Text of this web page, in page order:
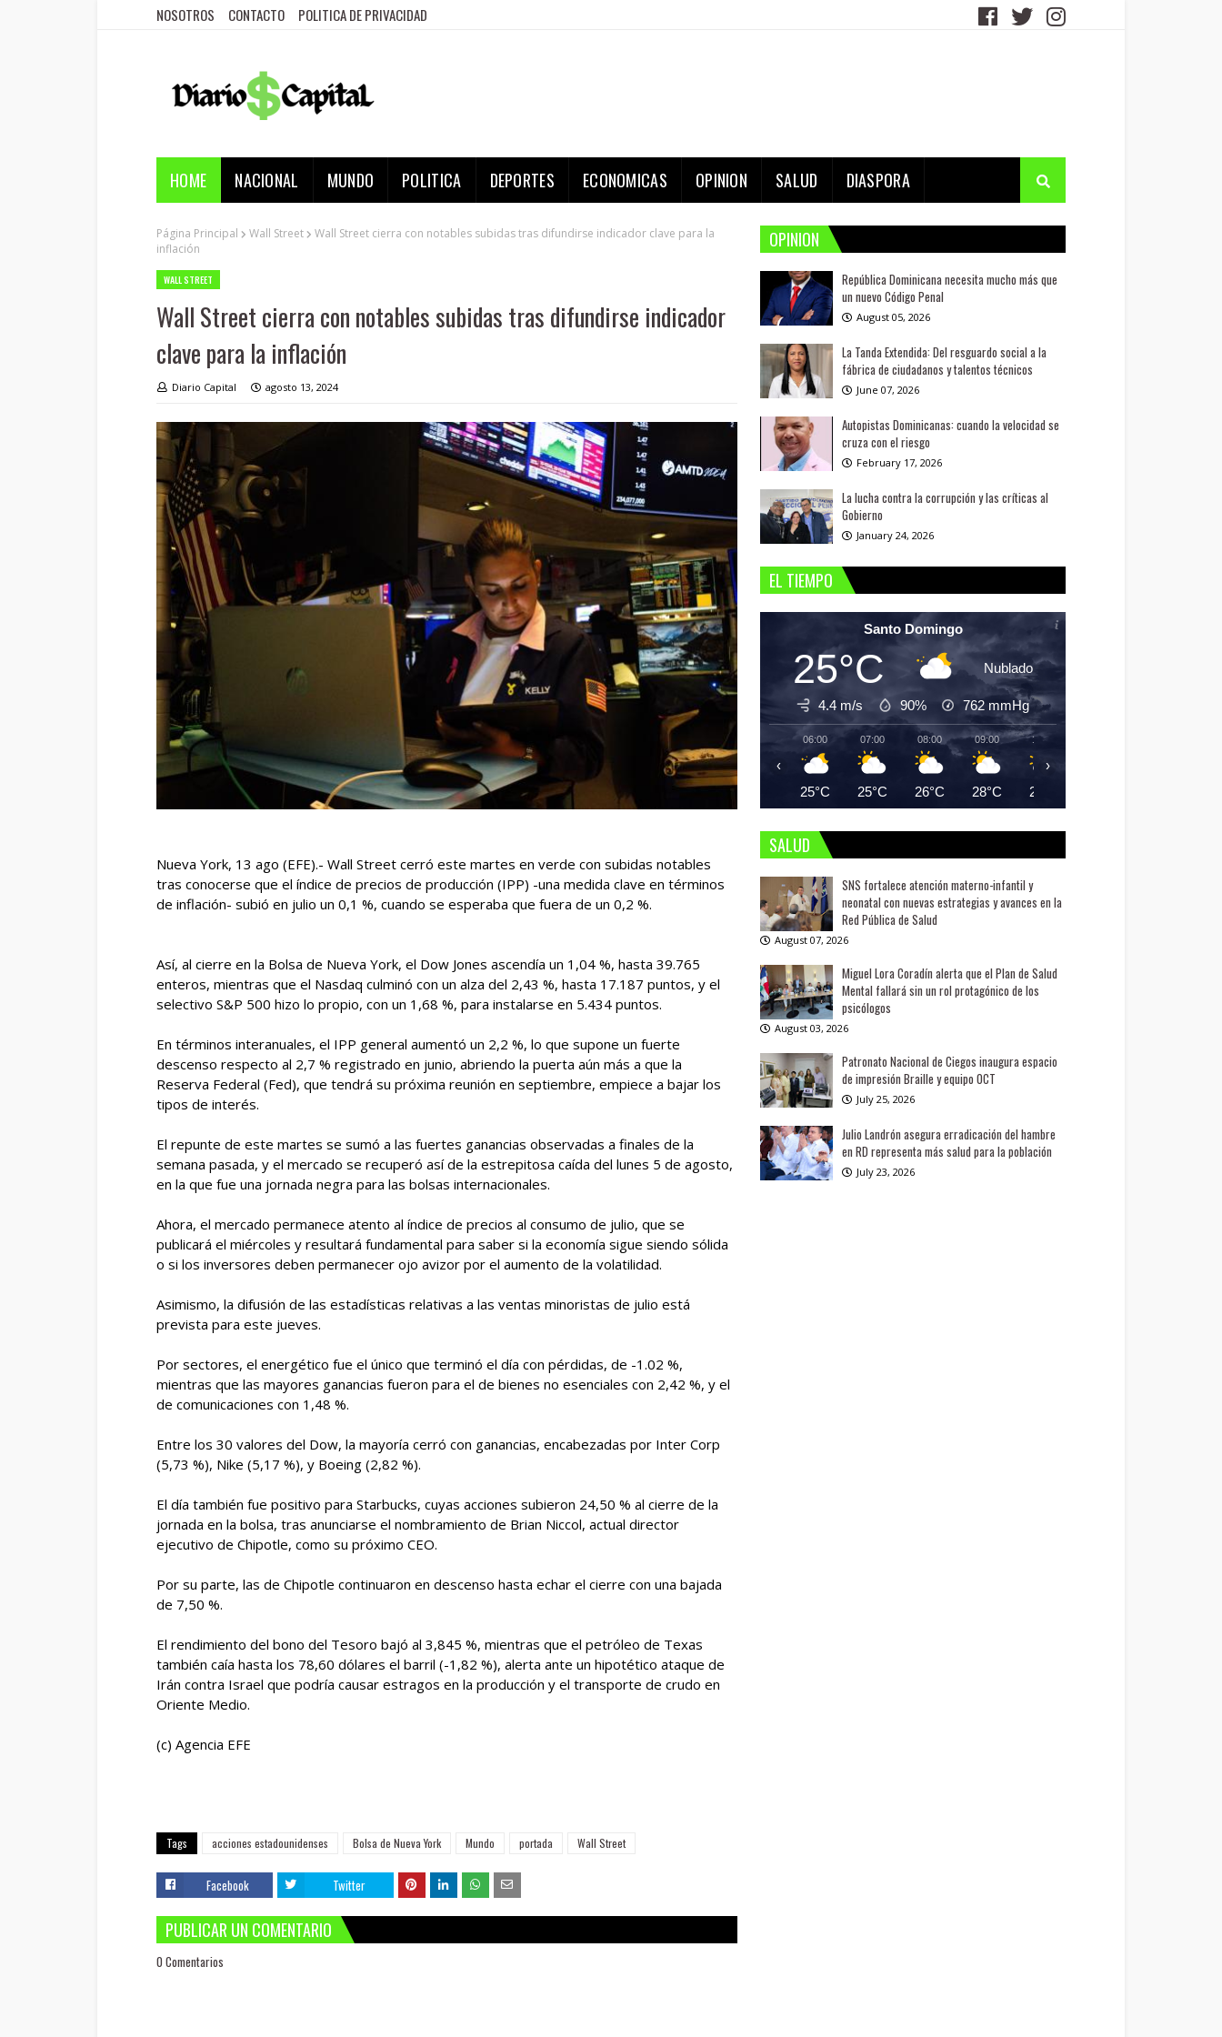
NOSOTROS CONTACTO POLITICA DE PRIVACIDAD
HOME NACIONAL MUNDO POLITICA DEPORTES ECONOMICAS OPINION SALUD DIASPORA
Página Principal Wall Street
Wall Street cierra con notables subidas tras difundirse indicador clave para la
inflación
WALL STREET
Wall Street cierra con notables subidas tras difundirse indicador
clave para la inflación
Diario Capital agosto 13, 2024
Nueva York, 13 ago (EFE).- Wall Street cerró este martes en verde con subidas notables
tras conocerse que el índice de precios de producción (IPP) -una medida clave en términos
de inflación- subió en julio un 0,1 %, cuando se esperaba que fuera de un 0,2 %.
Así, al cierre en la Bolsa de Nueva York, el Dow Jones ascendía un 1,04 %, hasta 39.765
enteros, mientras que el Nasdaq culminó con un alza del 2,43 %, hasta 17.187 puntos, y el
selectivo S&P 500 hizo lo propio, con un 1,68 %, para instalarse en 5.434 puntos.
En términos interanuales, el IPP general aumentó un 2,2 %, lo que supone un fuerte
descenso respecto al 2,7 % registrado en junio, abriendo la puerta aún más a que la
Reserva Federal (Fed), que tendrá su próxima reunión en septiembre, empiece a bajar los
tipos de interés.
El repunte de este martes se sumó a las fuertes ganancias observadas a finales de la
semana pasada, y el mercado se recuperó así de la estrepitosa caída del lunes 5 de agosto,
en la que fue una jornada negra para las bolsas internacionales.
Ahora, el mercado permanece atento al índice de precios al consumo de julio, que se
publicará el miércoles y resultará fundamental para saber si la economía sigue siendo sólida
o si los inversores deben permanecer ojo avizor por el aumento de la volatilidad.
Asimismo, la difusión de las estadísticas relativas a las ventas minoristas de julio está
prevista para este jueves.
Por sectores, el energético fue el único que terminó el día con pérdidas, de -1.02 %,
mientras que las mayores ganancias fueron para el de bienes no esenciales con 2,42 %, y el
de comunicaciones con 1,48 %.
Entre los 30 valores del Dow, la mayoría cerró con ganancias, encabezadas por Inter Corp
(5,73 %), Nike (5,17 %), y Boeing (2,82 %).
El día también fue positivo para Starbucks, cuyas acciones subieron 24,50 % al cierre de la
jornada en la bolsa, tras anunciarse el nombramiento de Brian Niccol, actual director
ejecutivo de Chipotle, como su próximo CEO.
Por su parte, las de Chipotle continuaron en descenso hasta echar el cierre con una bajada
de 7,50 %.
El rendimiento del bono del Tesoro bajó al 3,845 %, mientras que el petróleo de Texas
también caía hasta los 78,60 dólares el barril (-1,82 %), alerta ante un hipotético ataque de
Irán contra Israel que podría causar estragos en la producción y el transporte de crudo en
Oriente Medio.
(c) Agencia EFE
Tags acciones estadounidenses Bolsa de Nueva York Mundo portada Wall Street
Facebook Twitter
PUBLICAR UN COMENTARIO
0 Comentarios
OPINION
República Dominicana necesita mucho más que
un nuevo Código Penal
August 05, 2026
La Tanda Extendida: Del resguardo social a la
fábrica de ciudadanos y talentos técnicos
June 07, 2026
Autopistas Dominicanas: cuando la velocidad se
cruza con el riesgo
February 17, 2026
La lucha contra la corrupción y las críticas al
Gobierno
January 24, 2026
EL TIEMPO
Santo Domingo
25°C Nublado
4.4 m/s 90% 762 mmHg
06:00
25°C
07:00
25°C
08:00
26°C
09:00
28°C
10:00
29°C
‹ ›
SALUD
SNS fortalece atención materno-infantil y
neonatal con nuevas estrategias y avances en la
Red Pública de Salud
August 07, 2026
Miguel Lora Coradín alerta que el Plan de Salud
Mental fallará sin un rol protagónico de los
psicólogos
August 03, 2026
Patronato Nacional de Ciegos inaugura espacio
de impresión Braille y equipo OCT
July 25, 2026
Julio Landrón asegura erradicación del hambre
en RD representa más salud para la población
July 23, 2026